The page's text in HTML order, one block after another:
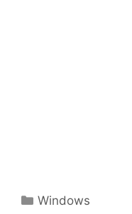
Categorías
Windows